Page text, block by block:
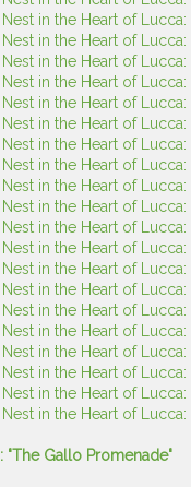
"The Gallo Promenade"